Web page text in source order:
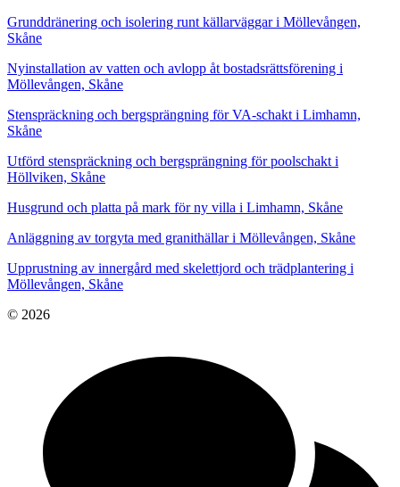
Grunddränering och isolering runt källarväggar i Möllevången,
Skåne
Nyinstallation av vatten och avlopp åt bostadsrättsförening i
Möllevången, Skåne
Stenspräckning och bergsprängning för VA-schakt i Limhamn,
Skåne
Utförd stenspräckning och bergsprängning för poolschakt i
Höllviken, Skåne
Husgrund och platta på mark för ny villa i Limhamn, Skåne
Anläggning av torgyta med granithällar i Möllevången, Skåne
Upprustning av innergård med skelettjord och trädplantering i
Möllevången, Skåne
© 2026